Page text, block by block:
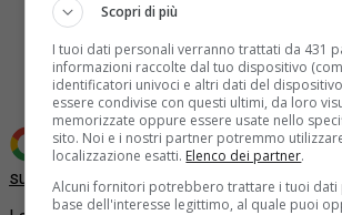
Share
Tweet
Aggiungi Quotidiano Piemontese
su Google
Scopri di più
I tuoi dati personali verranno trattati da 431
informazioni raccolte dal tuo dispositivo
identificatori univoci e altri dati del
essere condivise con questi ultimi, da loro
memorizzate oppure essere usate nello
sito. Noi e i nostri partner potremmo
localizzazione esatti. Elenco dei partner.
Alcuni fornitori potrebbero trattare i tuoi dati
base dell'interesse legittimo, al quale puoi